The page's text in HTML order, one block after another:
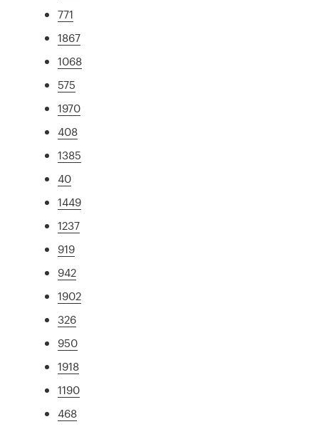
771
1867
1068
575
1970
408
1385
40
1449
1237
919
942
1902
326
950
1918
1190
468